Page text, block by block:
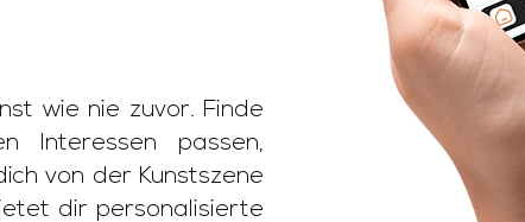
wie nie zuvor. Finde
Interessen passen,
von der Kunstszene
dir personalisierte